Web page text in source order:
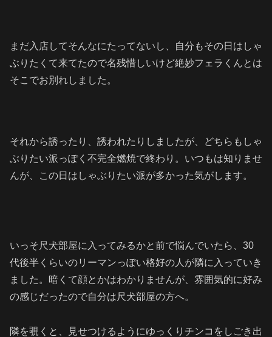
まだ入店してそんなにたってないし、自分もその日はしゃ
ぶりたくて来てたので名残惜しいけど絶妙フェラくんとは
そこでお別れしました。
それから誘ったり、誘われたりしましたが、どちらもしゃ
ぶりたい派っぽく不完全燃焼で終わり。いつもは知りませ
んが、この日はしゃぶりたい派が多かった気がします。
いっそ尺犬部屋に入ってみるかと前で悩んでいたら、30
代後半くらいのリーマンっぽい格好の人が隣に入っていき
ました。暗くて顔とかはわかりませんが、雰囲気的に好み
の感じだったので自分は尺犬部屋の方へ。
隣を覗くと、見せつけるようにゆっくりチンコをしごき出